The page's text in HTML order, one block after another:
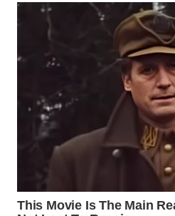
WN
MANDALIKA
LIKUPANG
WN
LABUANBAJO
BORNEO